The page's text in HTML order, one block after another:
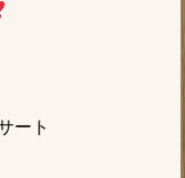
ート